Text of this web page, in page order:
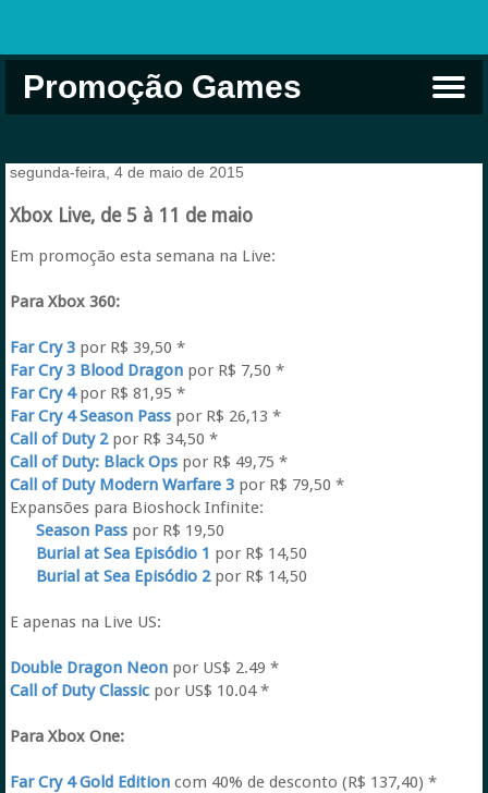
Promoção Games
segunda-feira, 4 de maio de 2015
Xbox Live, de 5 à 11 de maio
Em promoção esta semana na Live:
Para Xbox 360:
Far Cry 3por R$ 39,50 *
Far Cry 3 Blood Dragonpor R$ 7,50 *
Far Cry 4por R$ 81,95 *
Far Cry 4 Season Passpor R$ 26,13 *
Call of Duty 2por R$ 34,50 *
Call of Duty: Black Opspor R$ 49,75 *
Call of Duty Modern Warfare 3por R$ 79,50 *
Expansões para Bioshock Infinite:
Season Pass por R$ 19,50
Burial at Sea Episódio 1 por R$ 14,50
Burial at Sea Episódio 2por R$ 14,50
E apenas na Live US:
Double Dragon Neon por US$ 2.49 *
Call of Duty Classicpor US$ 10.04 *
Para Xbox One:
Far Cry 4 Gold Editioncom 40% de desconto (R$ 137,40) *